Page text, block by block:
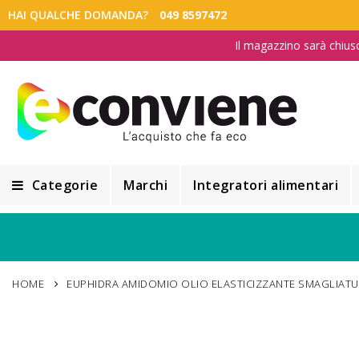
HAI QUALCHE DOMANDA? 049 8597472
Il magazzino sarà
Categorie
Alimentazione e Dietetica
Marchi Integratori alimentari
HOME EUPHIDRA AMIDOMIO OLIO ELASTICIZZANTE